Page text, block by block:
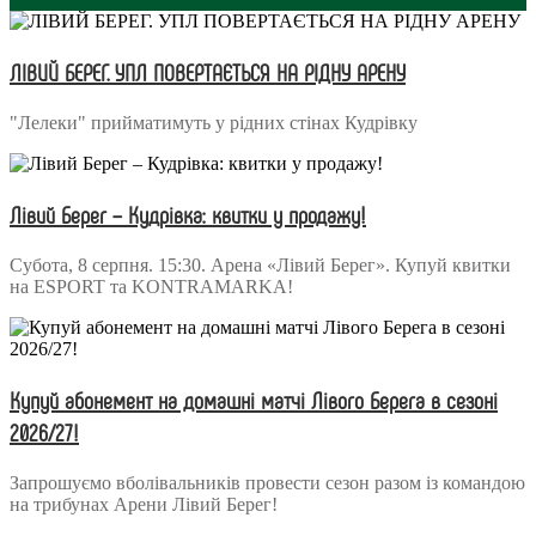
ЛІВИЙ БЕРЕГ. УПЛ ПОВЕРТАЄТЬСЯ НА РІДНУ АРЕНУ
"Лелеки" прийматимуть у рідних стінах Кудрівку
Лівий Берег – Кудрівка: квитки у продажу!
Субота, 8 серпня. 15:30. Арена «Лівий Берег». Купуй квитки
на ESPORT та KONTRAMARKA!
Купуй абонемент на домашні матчі Лівого Берега в сезоні
2026/27!
Запрошуємо вболівальників провести сезон разом із командою
на трибунах Арени Лівий Берег!